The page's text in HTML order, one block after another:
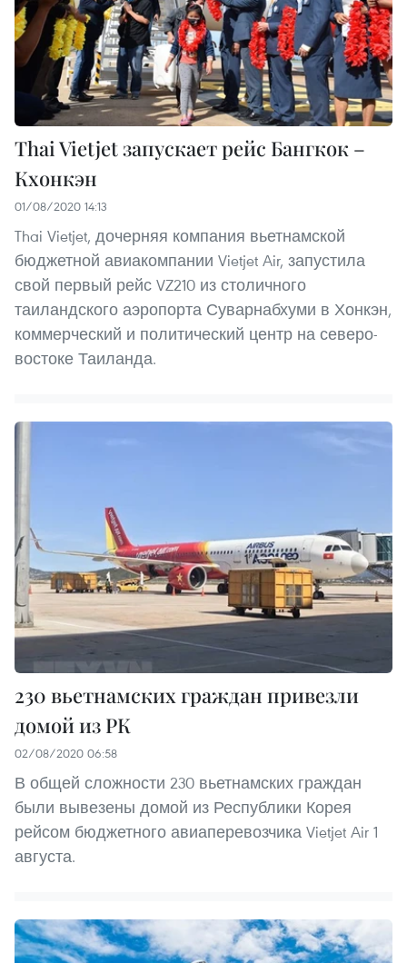
Thai Vietjet запускает рейс Бангкок –
Кхонкэн
01/08/2020 14:13
Thai Vietjet, дочерняя компания вьетнамской
бюджетной авиакомпании Vietjet Air, запустила
свой первый рейс VZ210 из столичного
таиландского аэропорта Суварнабхуми в Хонкэн,
коммерческий и политический центр на северо-
востоке Таиланда.
230 вьетнамских граждан привезли
домой из РК
02/08/2020 06:58
В общей сложности 230 вьетнамских граждан
были вывезены домой из Республики Корея
рейсом бюджетного авиаперевозчика Vietjet Air 1
августа.